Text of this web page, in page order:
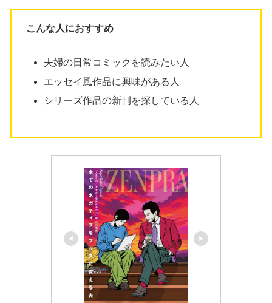
こんな人におすすめ
夫婦の日常コミックを読みたい人
エッセイ風作品に興味がある人
シリーズ作品の新刊を探している人